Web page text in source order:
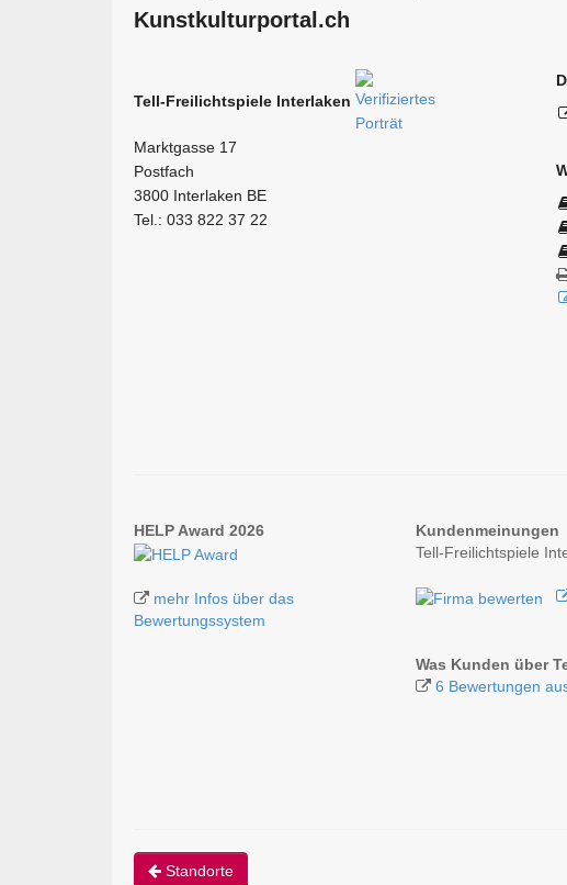
Kunstkulturportal.ch
Tell-Freilichtspiele Interlaken
Marktgasse 17
Postfach
3800 Interlaken BE
Tel.: 033 822 37 22
HELP Award 2026
mehr Infos über das
Bewertungssystem
Kundenmeinungen
Tell-Freilichtspiele
Was Kunden über
6 Bewertungen
Standorte